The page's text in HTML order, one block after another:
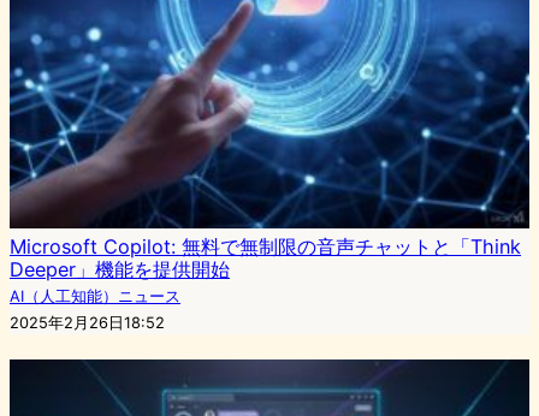
Microsoft Copilot: 無料で無制限の音声チャットと「Think
Deeper」機能を提供開始
AI（人工知能）ニュース
2025年2月26日18:52